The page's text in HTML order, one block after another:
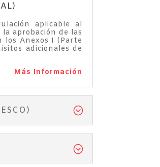
aplicable al
aprobación de las
los Anexos I (Parte
adicionales de
Más Información